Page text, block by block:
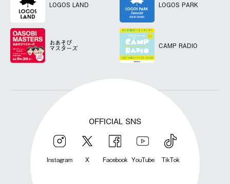
LOGOS LAND LOGOS PARK
おあそび
マスターズ CAMP RADIO
OFFICIAL SNS
Instagram X Facebook YouTube TikTok